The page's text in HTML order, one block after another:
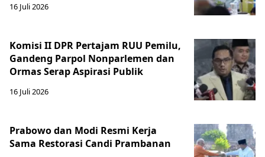
16 Juli 2026
Komisi II DPR Pertajam RUU Pemilu,
Gandeng Parpol Nonparlemen dan
Ormas Serap Aspirasi Publik
16 Juli 2026
Prabowo dan Modi Resmi Kerja
Sama Restorasi Candi Prambanan